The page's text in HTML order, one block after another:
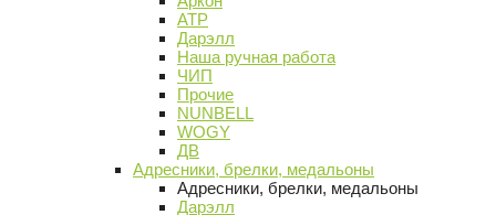
АТР
Дарэлл
Наша ручная работа
ЧИП
Прочие
NUNBELL
WOGY
ДВ
Адресники, брелки, медальоны
Адресники, брелки, медальоны
Дарэлл